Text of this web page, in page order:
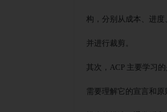
构，分别从成本、进
并进行裁剪。
其次， ACP 主要学习
需要理解它的宣言和